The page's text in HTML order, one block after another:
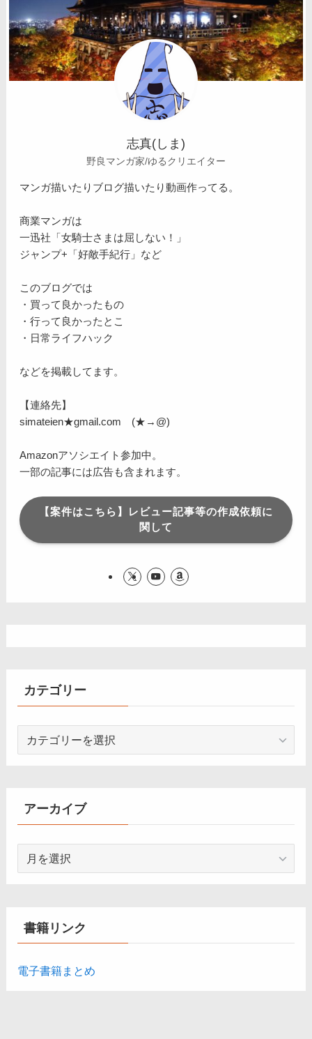
志真(しま)
野良マンガ家/ゆるクリエイター
マンガ描いたりブログ描いたり動画作ってる。
商業マンガは
一迅社「女騎士さまは屈しない！」
ジャンプ+「好敵手紀行」など
このブログでは
・買って良かったもの
・行って良かったとこ
・日常ライフハック
などを掲載してます。
【連絡先】
simateien★gmail.com (★→@)
Amazonアソシエイト参加中。
一部の記事には広告も含まれます。
【案件はこちら】レビュー記事等の作成依頼に
関して
カテゴリー
ーアーカイブ
ブ
書籍リンク
電子書籍まとめ